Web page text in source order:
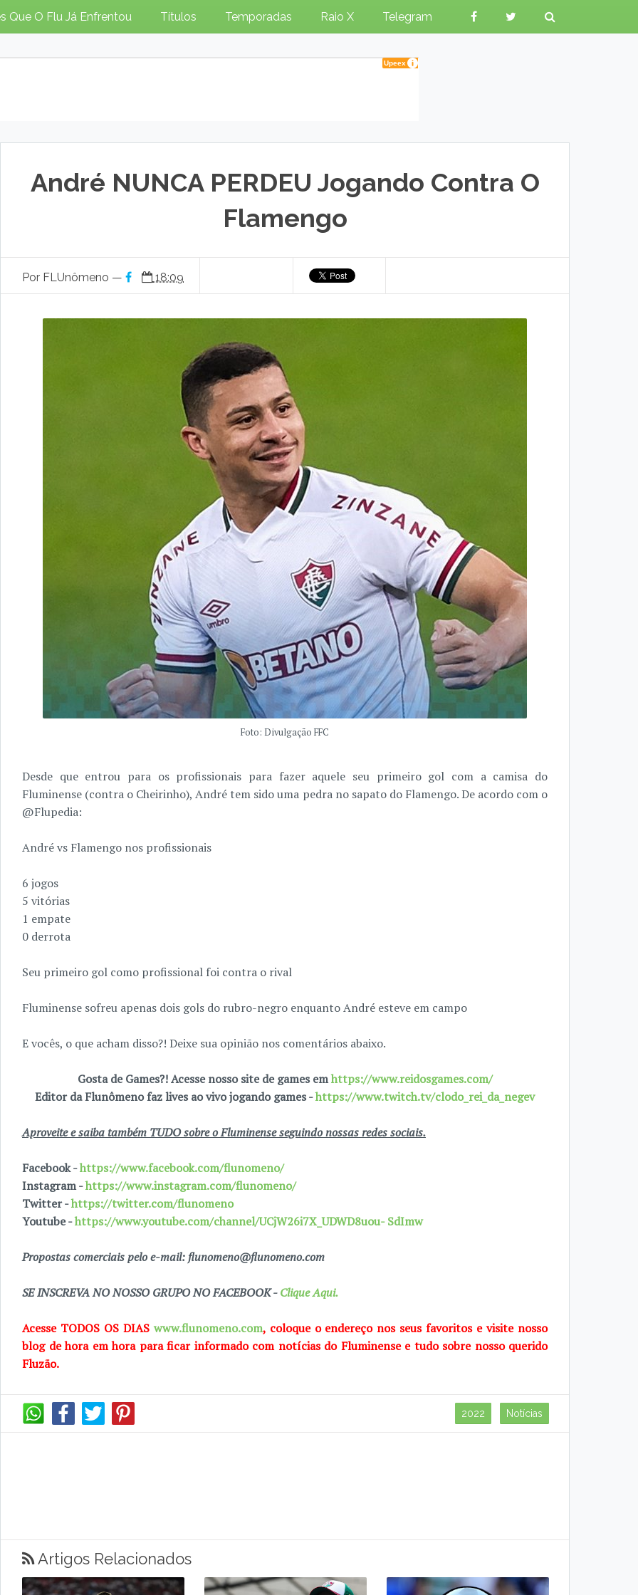
Que O Flu Já Enfrentou Títulos Temporadas Raio X Telegram
André NUNCA PERDEU Jogando Contra O
Flamengo
Por FLUnômeno — 18:09
Foto: Divulgação FFC
Desde que entrou para os profissionais para fazer aquele seu primeiro gol com a camisa do
Fluminense (contra o Cheirinho), André tem sido uma pedra no sapato do Flamengo. De acordo com o
@Flupedia:
André vs Flamengo nos profissionais
6 jogos
5 vitórias
1 empate
0 derrota
Seu primeiro gol como profissional foi contra o rival
Fluminense sofreu apenas dois gols do rubro-negro enquanto André esteve em campo
E vocês, o que acham disso?! Deixe sua opinião nos comentários abaixo.
Gosta de Games?! Acesse nosso site de games emhttps://www.reidosgames.com/
Editor da Flunômeno faz lives ao vivo jogando games -https://www.twitch.tv/clodo_rei_da_negev
Aproveite e saiba também TUDO sobre o Fluminense seguindo nossas redes sociais.
Facebook -https://www.facebook.com/flunomeno/
Instagram -https://www.instagram.com/flunomeno/
Twitter -https://twitter.com/flunomeno
Youtube -https://www.youtube.com/channel/UCjW26i7X_UDWD8uou- SdImw
Propostas comerciais pelo e-mail: flunomeno@flunomeno.com
SE INSCREVA NO NOSSO GRUPO NO FACEBOOK -Clique Aqui.
Acesse TODOS OS DIAS www.flunomeno.com, coloque o endereço nos seus favoritos e visite nosso
blog dehora em hora para ficar informado com notícias do Fluminense e tudo sobre nosso querido
Fluzão.
2022 Notícias
Artigos Relacionados